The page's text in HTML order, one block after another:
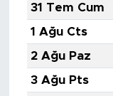
31 Tem Cum
1 Ağu Cts
2 Ağu Paz
3 Ağu Pts